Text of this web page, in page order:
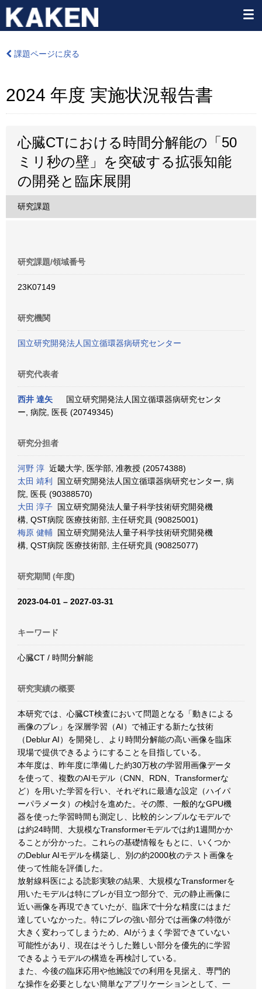
課題ページに戻る
2024 年度 実施状況報告書
心臓CTにおける時間分解能の「50
ミリ秒の壁」を突破する拡張知能
の開発と臨床展開
研究課題
研究課題/領域番号
23K07149
研究機関
国立研究開発法人国立循環器病研究センター
研究代表者
西井 達矢
国立研究開発法人国立循環器病研究センタ
ー, 病院, 医長 (20749345)
研究分担者
河野 淳 近畿大学, 医学部, 准教授 (20574388)
太田 靖利
国立研究開発法人国立循環器病研究センター, 病
院, 医長 (90388570)
大田 淳子 国立研究開発法人量子科学技術研究開発機
構, QST病院 医療技術部, 主任研究員 (90825001)
梅原 健輔 国立研究開発法人量子科学技術研究開発機
構, QST病院 医療技術部, 主任研究員 (90825077)
研究期間 (年度)
2023-04-01 – 2027-03-31
キーワード
心臓CT / 時間分解能
研究実績の概要
本研究では、心臓CT検査において問題となる「動きによる
画像のブレ」を深層学習（AI）で補正する新たな技術
（Deblur AI）を開発し、より時間分解能の高い画像を臨床
現場で提供できるようにすることを目指している。
本年度は、昨年度に準備した約30万枚の学習用画像データ
を使って、複数のAIモデル（CNN、RDN、Transformerな
ど）を用いた学習を行い、それぞれに最適な設定（ハイパ
ーパラメータ）の検討を進めた。その際、一般的なGPU機
器を使った学習時間も測定し、比較的シンプルなモデルで
は約24時間、大規模なTransformerモデルでは約1週間かか
ることが分かった。これらの基礎情報をもとに、いくつか
のDeblur AIモデルを構築し、別の約2000枚のテスト画像を
使って性能を評価した。
放射線科医による読影実験の結果、大規模なTransformerを
用いたモデルは特にブレが目立つ部分で、元の静止画像に
近い画像を再現できていたが、臨床で十分な精度にはまだ
達していなかった。特にブレの強い部分では画像の特徴が
大きく変わってしまうため、AIがうまく学習できていない
可能性があり、現在はそうした難しい部分を優先的に学習
できるようモデルの構造を再検討している。
また、今後の臨床応用や他施設での利用を見据え、専門的
な操作を必要としない簡単なアプリケーションとして、一